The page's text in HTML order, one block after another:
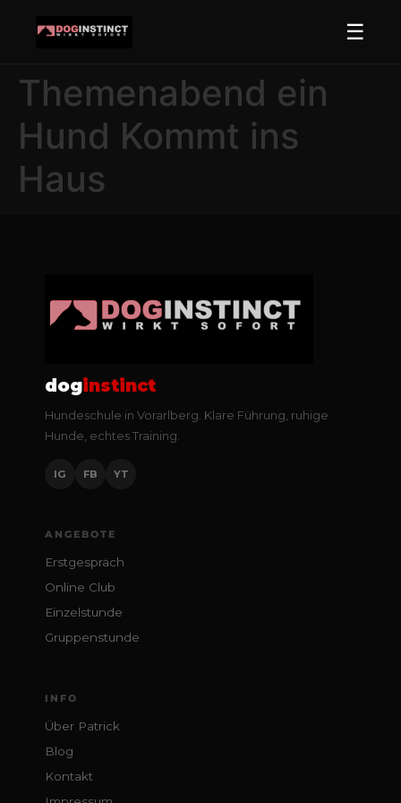
☰
Themenabend ein
Hund Kommt ins
Haus
doginstinct
Hundeschule in Vorarlberg. Klare Führung, ruhige
Hunde, echtes Training.
IG FB YT
ANGEBOTE
Erstgespräch
Online Club
Einzelstunde
Gruppenstunde
INFO
Über Patrick
Blog
Kontakt